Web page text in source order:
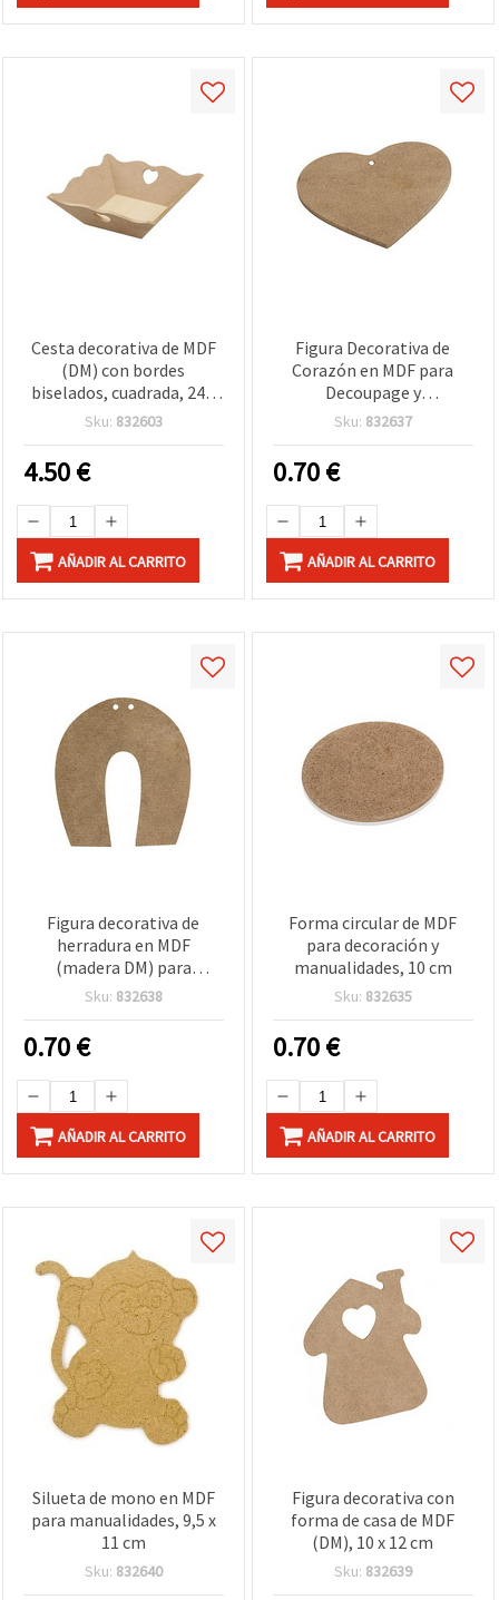
Cesta decorativa de MDF
(DM) con bordes
biselados, cuadrada, 24 x
24 x 9 cm, para
Sku: 832603
4.50€
AÑADIR AL CARRITO
Figura Decorativa de
Corazón en MDF para
Decoupage y
Manualidades, 9,5 x 10,3
Sku: 832637
0.70€
AÑADIR AL CARRITO
Figura decorativa de
herradura en MDF
(madera DM) para
manualidades y
Sku: 832638
0.70€
AÑADIR AL CARRITO
Forma circular de MDF
para decoración y
manualidades, 10 cm
Sku: 832635
0.70€
AÑADIR AL CARRITO
Silueta de mono en MDF
para manualidades, 9,5 x
11 cm
Sku: 832640
Figura decorativa con
forma de casa de MDF
(DM), 10 x 12 cm
Sku: 832639